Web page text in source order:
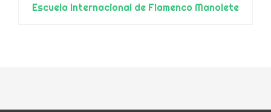
Escuela Internacional de Flamenco Manolete